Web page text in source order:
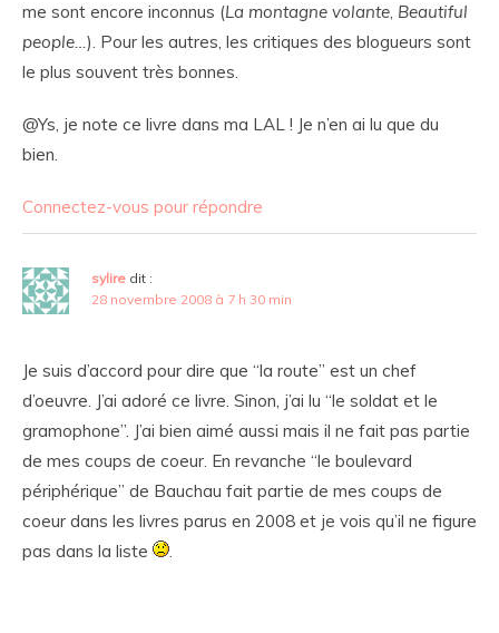
me sont encore inconnus (La montagne volante, Beautiful
people…). Pour les autres, les critiques des blogueurs sont
le plus souvent très bonnes.
@Ys, je note ce livre dans ma LAL ! Je n’en ai lu que du
bien.
Connectez-vous pour répondre
sylire dit :
28 novembre 2008 à 7 h 30 min
Je suis d’accord pour dire que “la route” est un chef
d’oeuvre. J’ai adoré ce livre. Sinon, j’ai lu “le soldat et le
gramophone”. J’ai bien aimé aussi mais il ne fait pas partie
de mes coups de coeur. En revanche “le boulevard
périphérique” de Bauchau fait partie de mes coups de
coeur dans les livres parus en 2008 et je vois qu’il ne figure
pas dans la liste
.